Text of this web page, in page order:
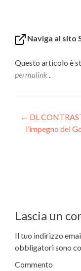
Naviga al sito
Questo articolo è
permalink .
articoli
← DL
l’impegno del
Lascia un
Il tuo indirizzo
obbligatori sono
Commento